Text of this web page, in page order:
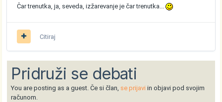
Čar trenutka, ja, seveda, izžarevanje je čar trenutka...
Citiraj
Pridruži se debati
You are posting as a guest. Če si član, se prijavi in objavi pod svojim
računom.